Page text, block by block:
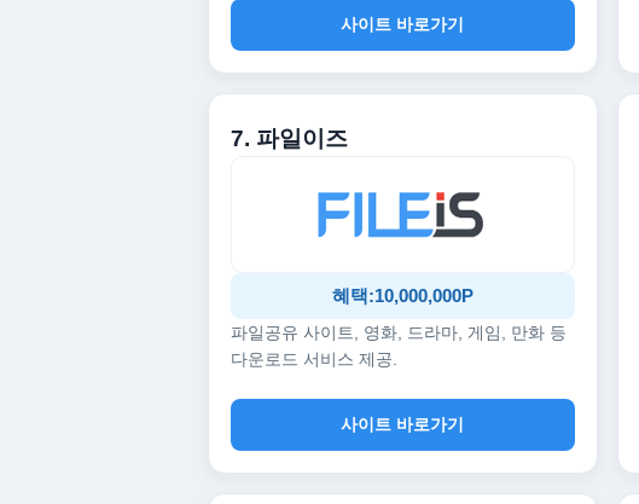
사이트 바로가기
7. 파일이즈
혜택:10,000,000P
파일공유 사이트, 영화, 드라마, 게임, 만화 등
다운로드 서비스 제공.
사이트 바로가기